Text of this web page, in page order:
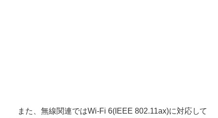
また、無線関連ではWi-Fi 6(IEEE 802.11ax)に対応して